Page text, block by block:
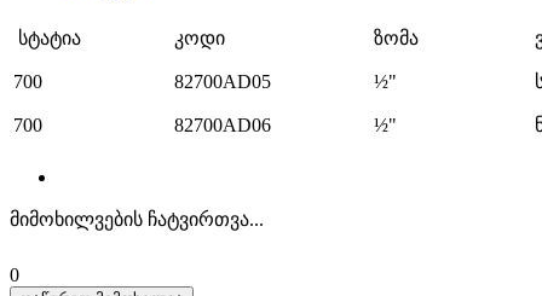
სტატია კოდი ზომა
700 82700AD05 ½"
700 82700AD06 ½"
მიმოხილვების ჩატვირთვა...
0